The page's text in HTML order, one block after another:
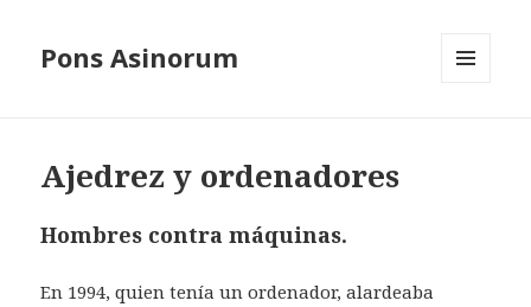
Pons Asinorum
Ajedrez y ordenadores
Hombres contra máquinas.
En 1994, quien tenía un ordenador, alardeaba